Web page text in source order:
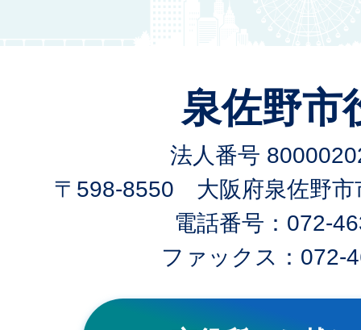
泉佐野市
法人番号
〒598-8550 大阪府泉佐野市
電話番号：072-
ファックス：072-